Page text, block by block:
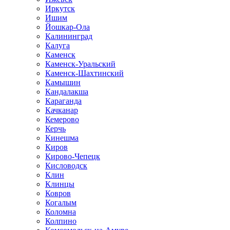
Иркутск
Ишим
Йошкар-Ола
Калининград
Калуга
Каменск
Каменск-Уральский
Каменск-Шахтинский
Камышин
Кандалакша
Караганда
Качканар
Кемерово
Керчь
Кинешма
Киров
Кирово-Чепецк
Кисловодск
Клин
Клинцы
Ковров
Когалым
Коломна
Колпино